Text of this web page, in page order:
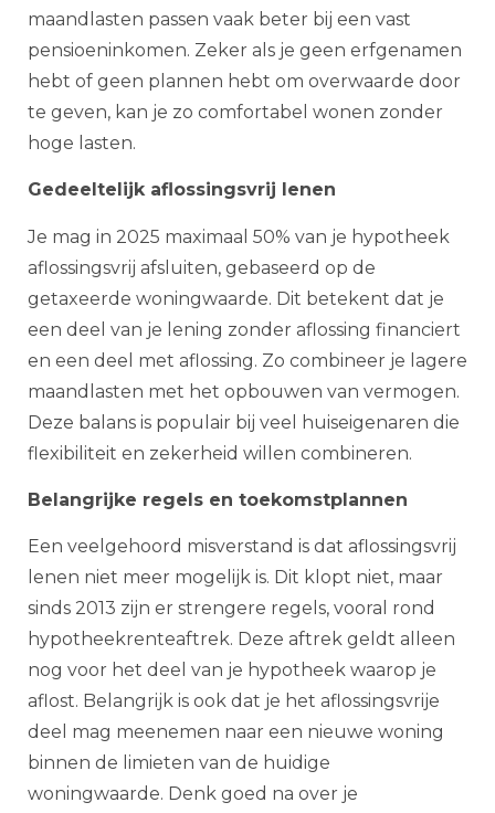
maandlasten passen vaak beter bij een vast
pensioeninkomen. Zeker als je geen erfgenamen
hebt of geen plannen hebt om overwaarde door
te geven, kan je zo comfortabel wonen zonder
hoge lasten.
Gedeeltelijk aflossingsvrij lenen
Je mag in 2025 maximaal 50% van je hypotheek
aflossingsvrij afsluiten, gebaseerd op de
getaxeerde woningwaarde. Dit betekent dat je
een deel van je lening zonder aflossing financiert
en een deel met aflossing. Zo combineer je lagere
maandlasten met het opbouwen van vermogen.
Deze balans is populair bij veel huiseigenaren die
flexibiliteit en zekerheid willen combineren.
Belangrijke regels en toekomstplannen
Een veelgehoord misverstand is dat aflossingsvrij
lenen niet meer mogelijk is. Dit klopt niet, maar
sinds 2013 zijn er strengere regels, vooral rond
hypotheekrenteaftrek. Deze aftrek geldt alleen
nog voor het deel van je hypotheek waarop je
aflost. Belangrijk is ook dat je het aflossingsvrije
deel mag meenemen naar een nieuwe woning
binnen de limieten van de huidige
woningwaarde. Denk goed na over je